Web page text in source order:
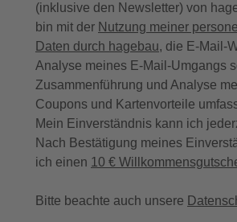
(inklusive den Newsletter) von
bin mit der Nutzung meiner
Daten durch hagebau, die E-Mail-
Analyse meines E-Mail-Umgangs
Zusammenführung und Analyse
Coupons und Kartenvorteile
Mein Einverständnis kann ich
Nach Bestätigung meines
ich einen 10 €
Bitte beachte auch unsere